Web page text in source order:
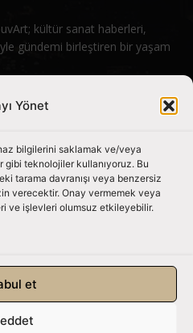
Yönet
bilgilerini saklamak ve/veya
gibi teknolojiler kullanıyoruz. Bu
tarama davranışı veya benzersiz
verecektir. Onay vermemek veya
ve işlevleri olumsuz etkileyebilir.
et
kültür sanat haberleri,
gündemi birleştiren bir yaşam
Edin